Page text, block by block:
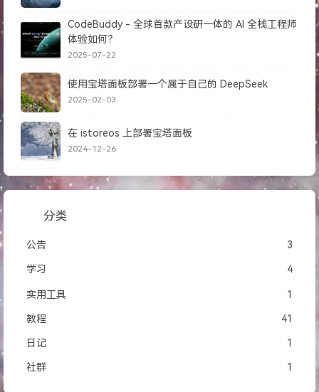
CodeBuddy - 全球首款产设研一体的 AI 全栈工程师
体验如何？
2025-07-22
使用宝塔面板部署一个属于自己的 DeepSeek
2025-02-03
在 istoreos 上部署宝塔面板
2024-12-26
分类
公告 3
学习 4
实用工具 1
教程 41
日记 1
社群 1